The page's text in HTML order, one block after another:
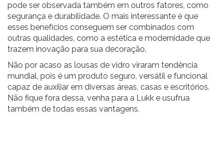
pode ser observada também em outros fatores, como
segurança e durabilidade. O mais interessante é que
esses benefícios conseguem ser combinados com
outras qualidades, como a estética e modernidade que
trazem inovação para sua decoração.
Não por acaso as lousas de vidro viraram tendência
mundial, pois é um produto seguro, versátil e funcional
capaz de auxiliar em diversas áreas, casas e escritórios.
Não fique fora dessa, venha para a Lukk e usufrua
também de todas essas vantagens.